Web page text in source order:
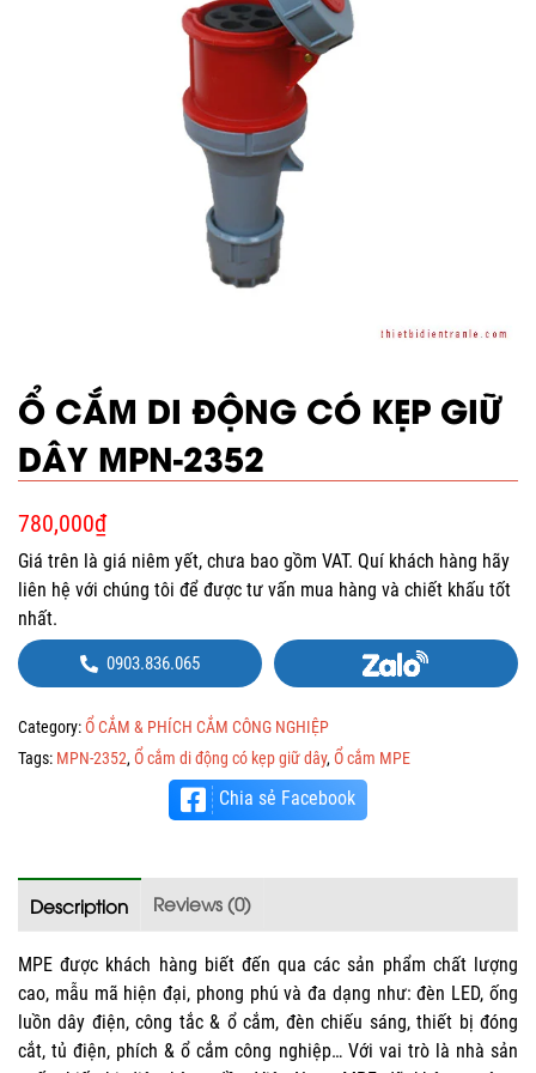
Ổ CẮM DI ĐỘNG CÓ KẸP GIỮ
DÂY MPN-2352
780,000₫
Giá trên là giá niêm yết, chưa bao gồm VAT. Quí khách hàng hãy
liên hệ với chúng tôi để được tư vấn mua hàng và chiết khấu tốt
nhất.
0903.836.065
Category:Ổ CẮM & PHÍCH CẮM CÔNG NGHIỆP
Tags: MPN-2352, Ổ cắm di động có kẹp giữ dây, Ổ cắm MPE
Chia sẻ Facebook
Description Reviews (0)
MPE được khách hàng biết đến qua các sản phẩm chất lượng
cao, mẫu mã hiện đại, phong phú và đa dạng như: đèn LED, ống
luồn dây điện, công tắc & ổ cắm, đèn chiếu sáng, thiết bị đóng
cắt, tủ điện, phích & ổ cắm công nghiệp… Với vai trò là nhà sản